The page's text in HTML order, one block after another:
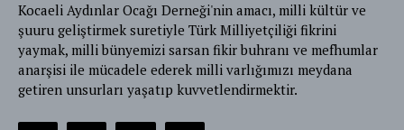
Kocaeli Aydınlar Ocağı Derneği'nin amacı, milli kültür ve
şuuru geliştirmek suretiyle Türk Milliyetçiliği fikrini
yaymak, milli bünyemizi sarsan fikir buhranı ve mefhumlar
anarşisi ile mücadele ederek milli varlığımızı meydana
getiren unsurları yaşatıp kuvvetlendirmektir.